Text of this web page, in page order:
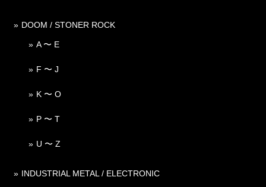
DOOM / STONER ROCK
A 〜 E
F 〜 J
K 〜 O
P 〜 T
U 〜 Z
INDUSTRIAL METAL / ELECTRONIC